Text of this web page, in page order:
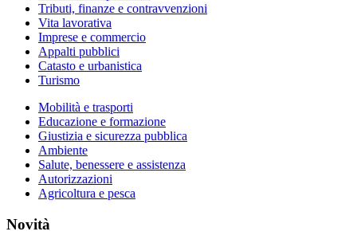
Tributi, finanze e contravvenzioni
Vita lavorativa
Imprese e commercio
Appalti pubblici
Catasto e urbanistica
Turismo
Mobilità e trasporti
Educazione e formazione
Giustizia e sicurezza pubblica
Ambiente
Salute, benessere e assistenza
Autorizzazioni
Agricoltura e pesca
Novità